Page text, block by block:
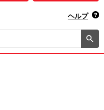
ヘルプ